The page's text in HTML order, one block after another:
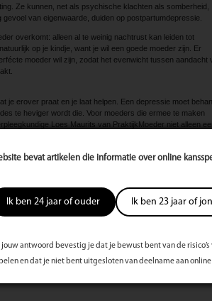
bevat artikelen die informatie over online
Ik ben 24 jaar of ouder Ik ben 23 jaar of
jouw antwoord bevestig je dat je bewust bent van de risico’s
en dat je niet bent uitgesloten van deelname aan
Ze kunnen, net als psychische klachten als somberheid,
van eigenwaarde, duiden op postpartumdepressie.
overkomt: alleen al te weinig nachtrust kan leiden tot
op je kindje, want je wil een goede moeder zijn. Er
moeder wil zijn, zodat het evenwicht tussen aandacht
je erover praat en je laat helpen. Een depressie moet
te heviger wordt die. Voor moeders die ermee te maken
Loes Maurits van PraktijkMoeder niet alleen
maar ook individuele gesprekken en
en allerlei thema’s bespreekt.
aan te brengen in je dagen, en dat je voldoende nachtrust
van je nieuwe leven als moeder te zien, en om de
niet alleen door middel van gesprekken, maar ook met
Je krijgt handvatten voor een betere toekomst met